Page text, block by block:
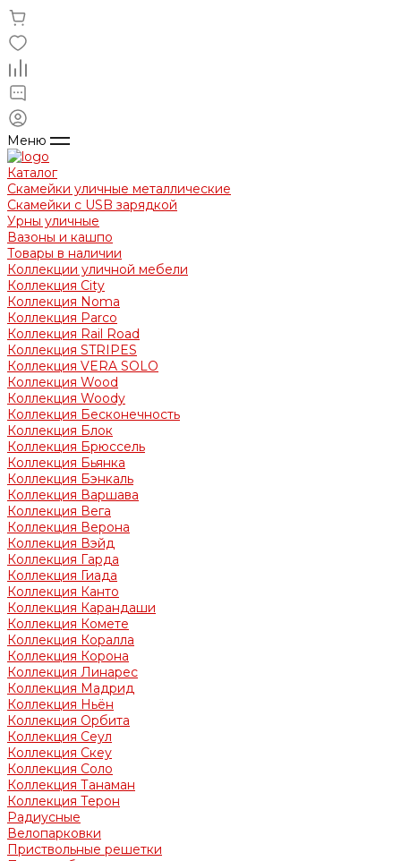
Меню
Каталог
Скамейки уличные металлические
Скамейки с USB зарядкой
Урны уличные
Вазоны и кашпо
Товары в наличии
Коллекции уличной мебели
Коллекция City
Коллекция Noma
Коллекция Parco
Коллекция Rail Road
Коллекция STRIPES
Коллекция VERA SOLO
Коллекция Wood
Коллекция Woody
Коллекция Бесконечность
Коллекция Блок
Коллекция Брюссель
Коллекция Бьянка
Коллекция Бэнкаль
Коллекция Варшава
Коллекция Вега
Коллекция Верона
Коллекция Вэйд
Коллекция Гарда
Коллекция Гиада
Коллекция Канто
Коллекция Карандаши
Коллекция Комете
Коллекция Коралла
Коллекция Корона
Коллекция Линарес
Коллекция Мадрид
Коллекция Ньён
Коллекция Орбита
Коллекция Сеул
Коллекция Скеу
Коллекция Соло
Коллекция Танаман
Коллекция Терон
Радиусные
Велопарковки
Приствольные решетки